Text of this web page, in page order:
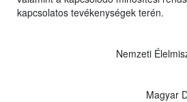
kapcsolatos tevékenységek terén.
Nemzeti
Magyar